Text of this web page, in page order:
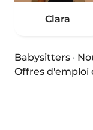
Clara
Babysitters ·
Offres d'emploi